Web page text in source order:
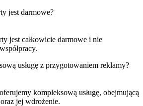
jest darmowe?
jest całkowicie darmowe i nie
usługę z przygotowaniem reklamy?
kompleksową usługę, obejmującą
jej wdrożenie.